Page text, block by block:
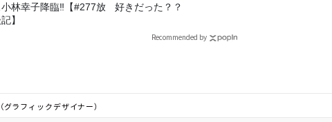
林幸子降臨‼【#277放
】
好きだった？？
Recommended by
ラフィックデザイナー）